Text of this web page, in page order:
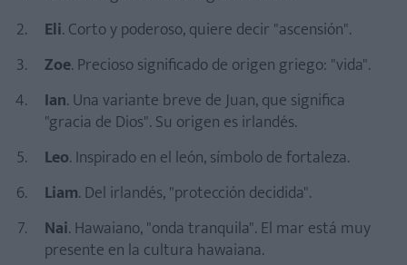
Eli. Corto y poderoso, quiere decir "ascensión".
Zoe. Precioso significado de origen griego: "vida".
Ian. Una variante breve de Juan, que significa
"gracia de Dios". Su origen es irlandés.
Leo. Inspirado en el león, símbolo de fortaleza.
Liam. Del irlandés, "protección decidida".
Nai. Hawaiano, "onda tranquila". El mar está muy
presente en la cultura hawaiana.